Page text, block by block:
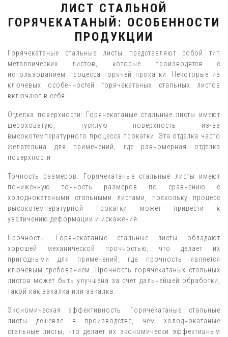
ЛИСТ СТАЛЬНОЙ
ГОРЯЧЕКАТАНЫЙ: ОСОБЕННОСТИ
ПРОДУКЦИИ
Горячекатаные стальные листы представляют собой тип
металлических листов, которые производятся с
использованием процесса горячей прокатки. Некоторые из
ключевых особенностей горячекатаных стальных листов
включают в себя:
Отделка поверхности: Горячекатаные стальные листы имеют
шероховатую, тусклую поверхность из-за
высокотемпературного процесса прокатки. Эта отделка часто
желательна для применений, где равномерная отделка
поверхности
Точность размеров: Горячекатаные стальные листы имеют
пониженную точность размеров по сравнению с
холоднокатаными стальными листами, поскольку процесс
высокотемпературной прокатки может привести к
увеличению деформации и искажения.
Прочность: Горячекатаные стальные листы обладают
хорошей механической прочностью, что делает их
пригодными для применений, где прочность является
ключевым требованием. Прочность горячекатаных стальных
листов может быть улучшена за счет дальнейшей обработки,
такой как закалка или закалка.
Экономическая эффективность: Горячекатаные стальные
листы дешевле в производстве, чем холоднокатаные
стальные листы, что делает их экономически эффективным